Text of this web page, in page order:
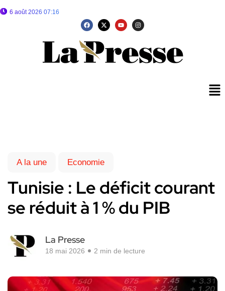
6 août 2026 07:16
A la une Economie
Tunisie : Le déficit courant
se réduit à 1 % du PIB
La Presse
18 mai 2026 2 min de lecture